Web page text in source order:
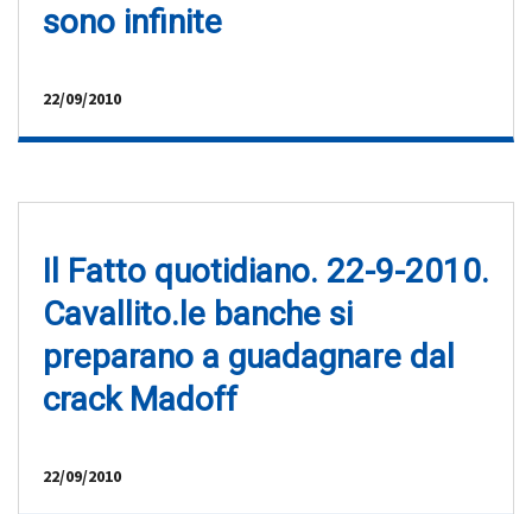
sono infinite
22/09/2010
Il Fatto quotidiano. 22-9-2010.
Cavallito.le banche si
preparano a guadagnare dal
crack Madoff
22/09/2010